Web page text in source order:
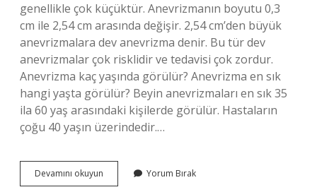
genellikle çok küçüktür. Anevrizmanın boyutu 0,3
cm ile 2,54 cm arasında değişir. 2,54 cm’den büyük
anevrizmalara dev anevrizma denir. Bu tür dev
anevrizmalar çok risklidir ve tedavisi çok zordur.
Anevrizma kaç yaşında görülür? Anevrizma en sık
hangi yaşta görülür? Beyin anevrizmaları en sık 35
ila 60 yaş arasındaki kişilerde görülür. Hastaların
çoğu 40 yaşın üzerindedir.…
Devamını okuyun Anevrizma
En
Yorum Bırak